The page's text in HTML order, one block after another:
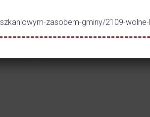
zasobem-gminy/2109-